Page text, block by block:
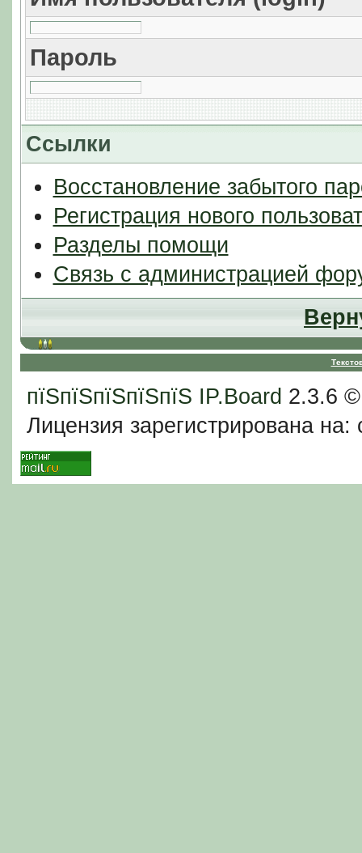
Пароль
Ссылки
Восстановление забытого
Регистрация нового
Разделы помощи
Связь с администрацией
пїЅпїЅпїЅпїЅпїЅ IP.Board 2.3.6
Лицензия зарегистрирована